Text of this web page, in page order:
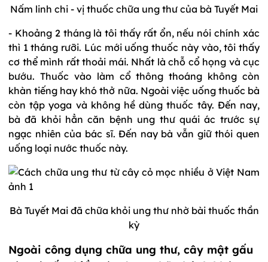
Nấm linh chi - vị thuốc chữa ung thư của bà Tuyết Mai
- Khoảng 2 tháng là tôi thấy rất ổn, nếu nói chính xác
thì 1 tháng rưỡi. Lúc mới uống thuốc này vào, tôi thấy
cơ thể mình rất thoải mái. Nhất là chỗ cổ họng và cục
bướu. Thuốc vào làm cổ thông thoáng không còn
khàn tiếng hay khó thở nữa. Ngoài việc uống thuốc bà
còn tập yoga và không hề dùng thuốc tây. Đến nay,
bà đã khỏi hẳn căn bệnh ung thư quái ác trước sự
ngạc nhiên của bác sĩ. Đến nay bà vẫn giữ thói quen
uống loại nước thuốc này.
Bà Tuyết Mai đã chữa khỏi ung thư nhờ bài thuốc thần
kỳ
Ngoài công dụng chữa ung thư, cây mật gấu